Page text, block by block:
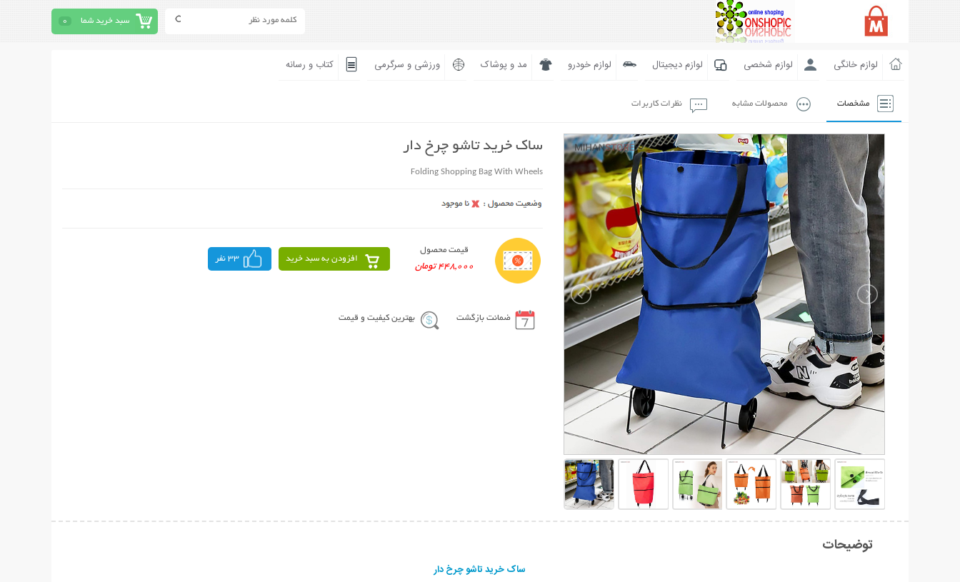
سبد خرید شما 0
لوازم خانگی لوازم شخصی لوازم دیجیتال لوازم خودرو مد و پوشاک ورزشی و سرگرمی کتاب و رسانه
مشخصات محصولات مشابه نظرات کاربرات
ساک خرید تاشو چرخ دار
Folding Shopping Bag With Wheels
قیمت محصول
448,000 تومان
افزودن به سبد خرید 33 نفر
ضمانت بازگشت بهترین کیفیت و قیمت
توضیحات
ساک خرید تاشو چرخ دار